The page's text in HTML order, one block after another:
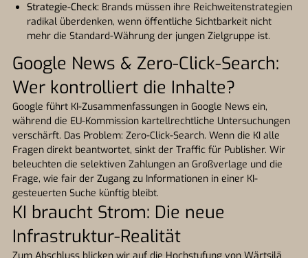
Strategie-Check: Brands müssen ihre Reichweitenstrategien
radikal überdenken, wenn öffentliche Sichtbarkeit nicht
mehr die Standard-Währung der jungen Zielgruppe ist.
Google News & Zero-Click-Search:
Wer kontrolliert die Inhalte?
Google führt KI-Zusammenfassungen in Google News ein,
während die EU-Kommission kartellrechtliche Untersuchungen
verschärft. Das Problem: Zero-Click-Search. Wenn die KI alle
Fragen direkt beantwortet, sinkt der Traffic für Publisher. Wir
beleuchten die selektiven Zahlungen an Großverlage und die
Frage, wie fair der Zugang zu Informationen in einer KI-
gesteuerten Suche künftig bleibt.
KI braucht Strom: Die neue
Infrastruktur-Realität